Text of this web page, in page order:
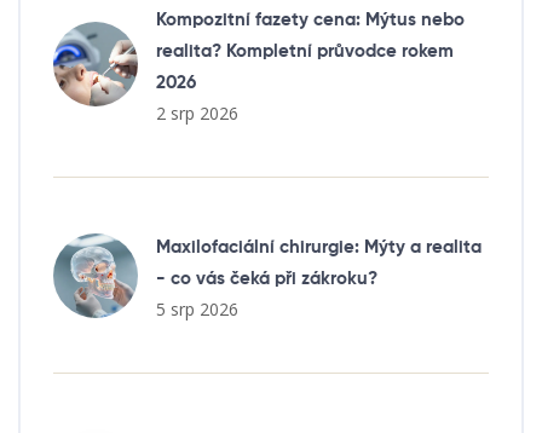
Kompozitní fazety cena: Mýtus nebo
realita? Kompletní průvodce rokem
2026
2 srp 2026
Maxilofaciální chirurgie: Mýty a realita
- co vás čeká při zákroku?
5 srp 2026